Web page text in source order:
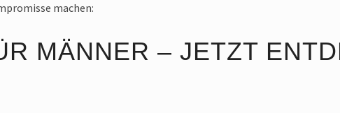
machen:
MÄNNER – JETZT